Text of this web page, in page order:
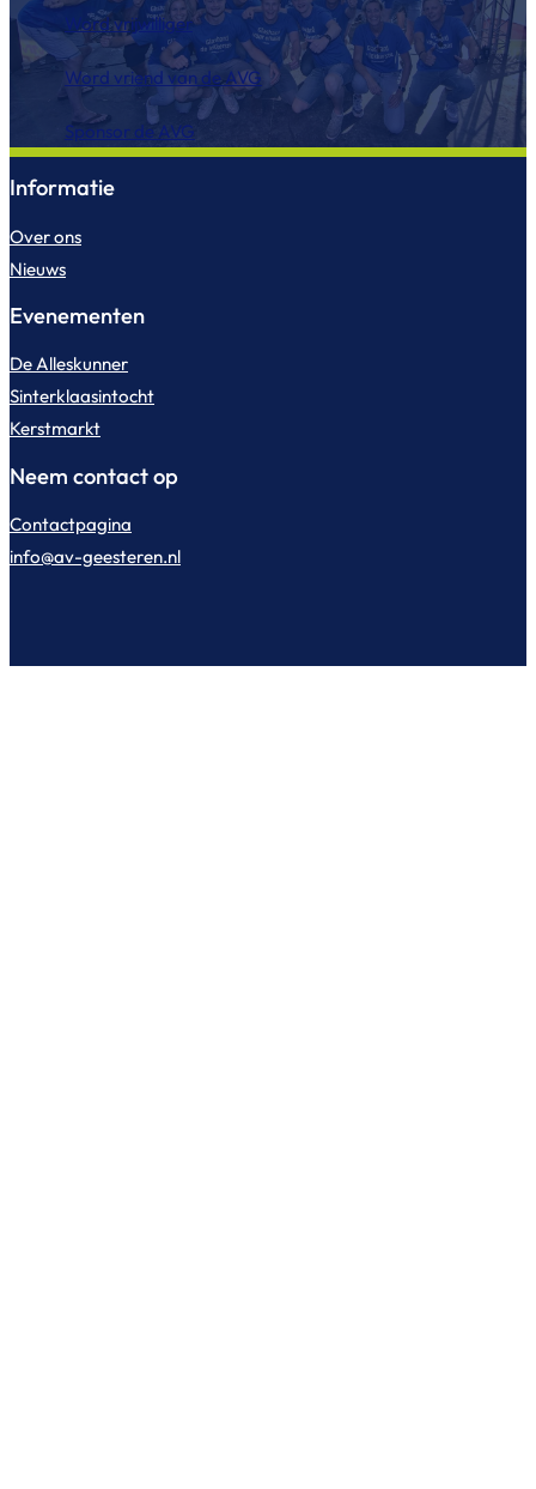
Word vrijwilliger
Word vriend van de AVG
Sponsor de AVG
Informatie
Over ons
Nieuws
Evenementen
De Alleskunner
Sinterklaasintocht
Kerstmarkt
Neem contact op
Contactpagina
info@av-geesteren.nl